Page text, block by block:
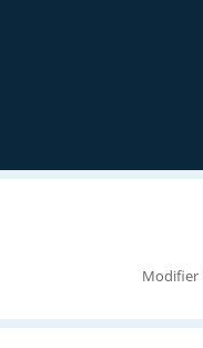
Modifier